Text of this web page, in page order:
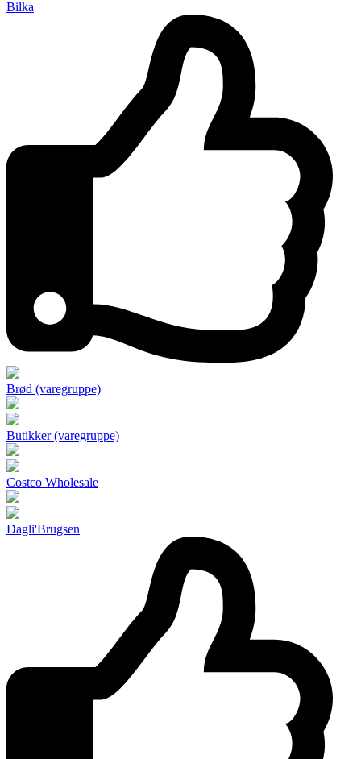
Bilka
Brød (varegruppe)
Butikker (varegruppe)
Costco Wholesale
Dagli'Brugsen